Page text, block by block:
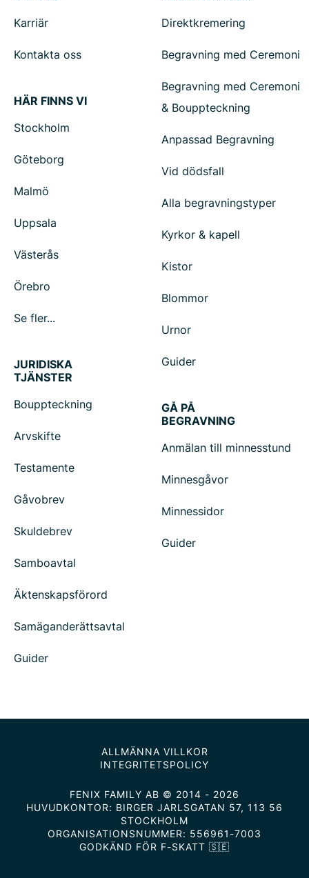
Karriär
Kontakta oss
HÄR FINNS VI
Stockholm
Göteborg
Malmö
Uppsala
Västerås
Örebro
Se fler...
Direktkremering
Begravning med Ceremoni
Begravning med Ceremoni
& Bouppteckning
Anpassad Begravning
Vid dödsfall
Alla begravningstyper
Kyrkor & kapell
Kistor
Blommor
Urnor
Guider
JURIDISKA
TJÄNSTER
Bouppteckning
Arvskifte
Testamente
Gåvobrev
Skuldebrev
Samboavtal
Äktenskapsförord
Samäganderättsavtal
Guider
GÅ PÅ
BEGRAVNING
Anmälan till minnesstund
Minnesgåvor
Minnessidor
Guider
ALLMÄNNA VILLKOR
INTEGRITETSPOLICY
FENIX FAMILY AB © 2014 - 2026
HUVUDKONTOR: BIRGER JARLSGATAN 57, 113 56
STOCKHOLM
ORGANISATIONSNUMMER: 556961-7003
GODKÄND FÖR F-SKATT 🇸🇪